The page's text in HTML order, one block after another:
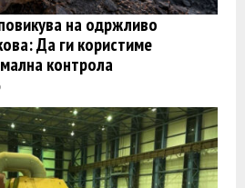
на одржливо
Да ги користиме
контрола